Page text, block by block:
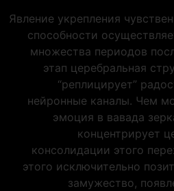
Явление укрепления
способности
множества периодов
этап церебральная
“реплицирует”
нейронные каналы. Чем
эмоция в вавада
концентрирует
консолидации этого
этого исключительно
замужество,